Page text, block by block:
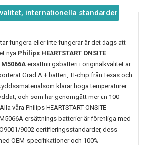
internationella standarder
fungera eller inte fungerar är det dags att
nya Philips HEARTSTART ONSITE
M5066A ersättningsbatteri i originalkvalitet är
Grad A + batteri, TI-chip från Texas och
klarar höga temperaturer
och som har genomgått mer än 100
våra Philips HEARTSTART ONSITE
M5066A ersättnings batterier är förenliga med
9002 certifieringsstandarder, dess
OEM-specifikationer och 100%